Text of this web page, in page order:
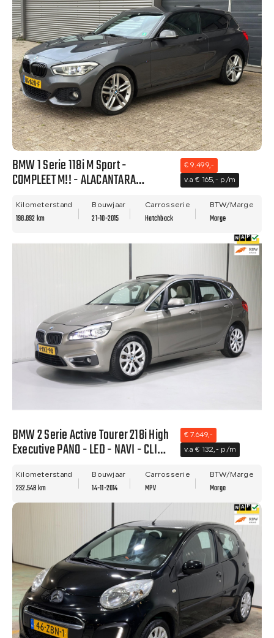
BMW 1 Serie 118i M Sport -
COMPLEET M!! - ALACANTARA
APK!!
€ 9.499,-
v.a € 165,- p/m
Kilometerstand
198.892 km
Bouwjaar
21-10-2015
Carrosserie
Hatchback
BTW/Marge
Marge
BMW 2 Serie Active Tourer 218i High
Executive PANO - LED - NAVI - CLIMA
€ 7.649,-
v.a € 132,- p/m
Kilometerstand
232.548 km
Bouwjaar
14-11-2014
Carrosserie
MPV
BTW/Marge
Marge